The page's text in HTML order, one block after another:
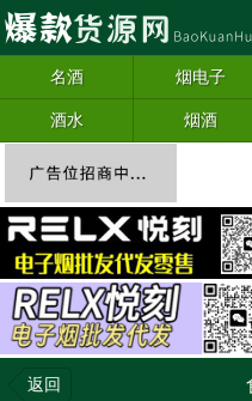
名酒 烟电子
酒水 烟酒
返回